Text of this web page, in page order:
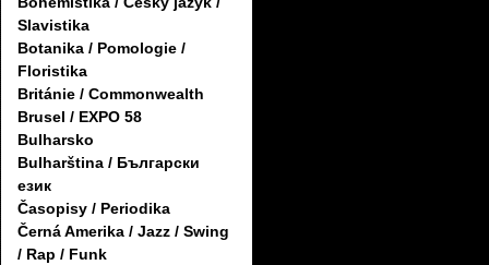
Slavistika
Botanika / Pomologie /
Floristika
Británie / Commonwealth
Brusel / EXPO 58
Bulharsko
Bulharština / Български
език
Časopisy / Periodika
Černá Amerika / Jazz / Swing
/ Rap / Funk